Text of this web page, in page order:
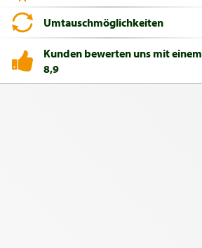
Umtauschmöglichkeiten
Kunden bewerten uns mit einem
8,9